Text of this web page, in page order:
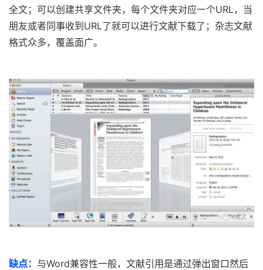
全文；可以创建共享文件夹，每个文件夹对应一个URL，当
朋友或者同事收到URL了就可以进行文献下载了；杂志文献
格式众多，覆盖面广。
缺点： 与Word兼容性一般，文献引用是通过弹出窗口然后